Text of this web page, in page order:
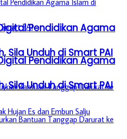
Pendidikan Agama
Sila Unduh di Smart PAI
Pendidikan Agama
Sila Unduh di Smart PAI